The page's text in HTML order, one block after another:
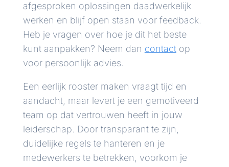
afgesproken oplossingen daadwerkelijk
werken en blijf open staan voor feedback.
Heb je vragen over hoe je dit het beste
kunt aanpakken? Neem dan contactop
voor persoonlijk advies.
Een eerlijk rooster maken vraagt tijd en
aandacht, maar levert je een gemotiveerd
team op dat vertrouwen heeft in jouw
leiderschap. Door transparant te zijn,
duidelijke regels te hanteren en je
medewerkers te betrekken, voorkom je